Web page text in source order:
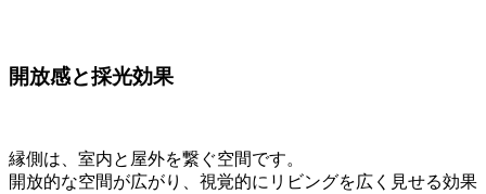
開放感と採光効果
縁側は、室内と屋外を繋ぐ空間です。
開放的な空間が広がり、視覚的にリビングを広く見せる効果